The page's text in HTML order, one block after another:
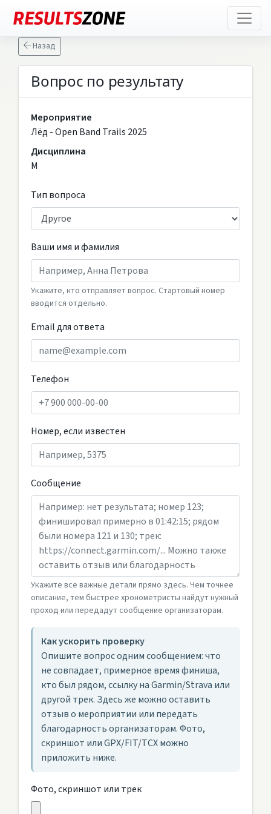
Назад
Вопрос по результату
Мероприятие
Лёд - Open Band Trails 2025
Дисциплина
M
Тип вопроса
Ваши имя и фамилия
Укажите, кто отправляет вопрос. Стартовый номер
вводится отдельно.
Email для ответа
Телефон
Номер, если известен
Сообщение
Укажите все важные детали прямо здесь. Чем точнее
описание, тем быстрее хронометристы найдут нужный
проход или передадут сообщение организаторам.
Как ускорить проверку
Опишите вопрос одним сообщением: что
не совпадает, примерное время финиша,
кто был рядом, ссылку на Garmin/Strava или
другой трек. Здесь же можно оставить
отзыв о мероприятии или передать
благодарность организаторам. Фото,
скриншот или GPX/FIT/TCX можно
приложить ниже.
Фото, скриншот или трек